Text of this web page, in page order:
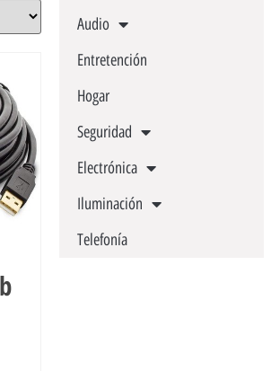
Audio
Entretención
Hogar
Seguridad
Electrónica
Iluminación
Telefonía